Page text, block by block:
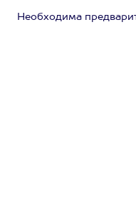
Необходима